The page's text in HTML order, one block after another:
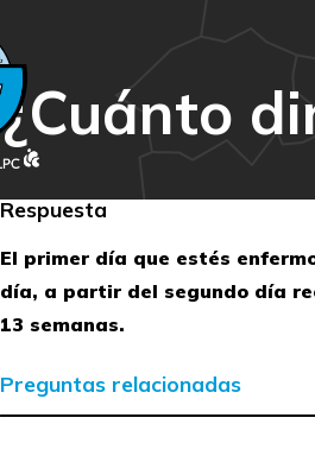
¿Cuánto
Respuesta
El primer día que estés
día, a partir del segundo día
13 semanas.
Preguntas relacionadas